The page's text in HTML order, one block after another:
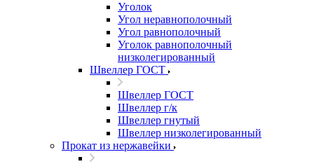
Уголок
Угол неравнополочный
Угол равнополочный
Уголок равнополочный
низколегированный
Швеллер ГОСТ
Швеллер ГОСТ
Швеллер г/к
Швеллер гнутый
Швеллер низколегированный
Прокат из нержавейки